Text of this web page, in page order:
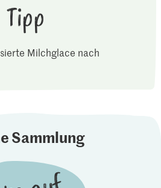
Tipp
Milchglace nach
Sammlung